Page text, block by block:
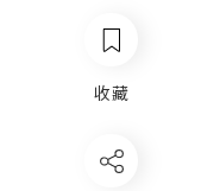
收藏